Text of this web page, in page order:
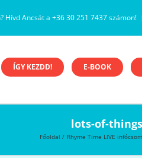
Hívd Ancsát a +36 30 251 7437 számon! |
ÍGY KEZDD! E-BOOK
lots-of-
Főoldal Rhyme Time LIVE